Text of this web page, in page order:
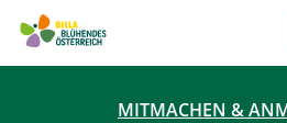
MITMACHEN &